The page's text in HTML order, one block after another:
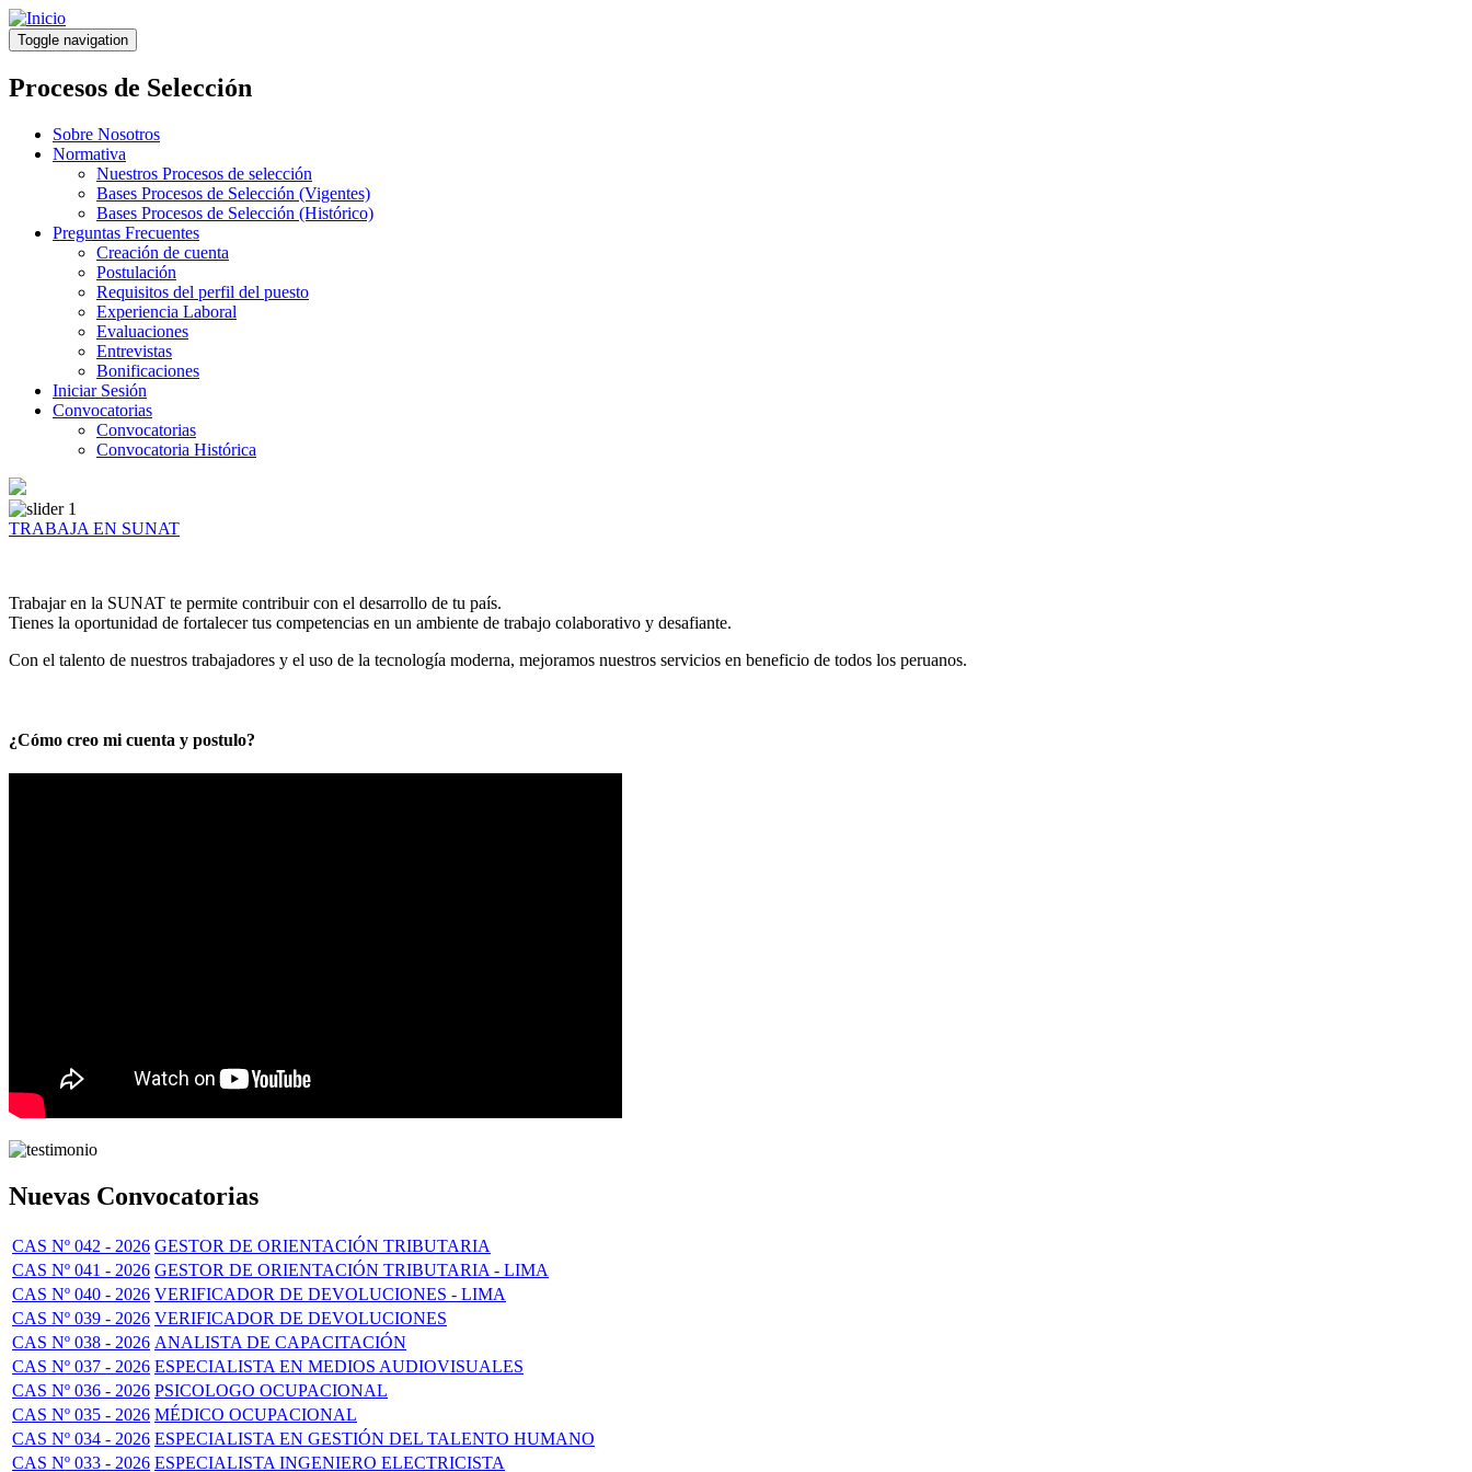
Pasar
al
contenido
principal
Toggle navigation
Procesos de Selección
Sobre Nosotros
Normativa
Nuestros Procesos de selección
Bases Procesos de Selección (Vigentes)
Bases Procesos de Selección (Histórico)
Preguntas Frecuentes
Creación de cuenta
Postulación
Requisitos del perfil del puesto
Experiencia Laboral
Evaluaciones
Entrevistas
Bonificaciones
Iniciar Sesión
Convocatorias
Convocatorias
Convocatoria Histórica
TRABAJA EN SUNAT
Trabajar en la SUNAT te permite contribuir con el desarrollo de tu país.
Tienes la oportunidad de fortalecer tus competencias en un ambiente de trabajo colaborativo y desafiante.
Con el talento de nuestros trabajadores y el uso de la tecnología moderna, mejoramos nuestros servicios en beneficio de todos los peruanos.
¿Cómo creo mi cuenta y postulo?
Nuevas Convocatorias
CAS Nº 042 - 2026 GESTOR DE ORIENTACIÓN TRIBUTARIA
CAS Nº 041 - 2026 GESTOR DE ORIENTACIÓN TRIBUTARIA - LIMA
CAS Nº 040 - 2026 VERIFICADOR DE DEVOLUCIONES - LIMA
CAS Nº 039 - 2026 VERIFICADOR DE DEVOLUCIONES
CAS Nº 038 - 2026 ANALISTA DE CAPACITACIÓN
CAS Nº 037 - 2026 ESPECIALISTA EN MEDIOS AUDIOVISUALES
CAS Nº 036 - 2026 PSICOLOGO OCUPACIONAL
CAS Nº 035 - 2026 MÉDICO OCUPACIONAL
CAS Nº 034 - 2026 ESPECIALISTA EN GESTIÓN DEL TALENTO HUMANO
CAS Nº 033 - 2026 ESPECIALISTA INGENIERO ELECTRICISTA